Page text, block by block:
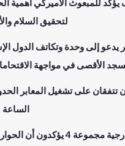
للمبعوث الأميركي أهمية
لتحقيق السلام
يدعو إلى وحدة وتكاتف الدول
الأقصى في مواجهة
تتفقان على تشغيل المعابر
الساعة
وزراء خارجية مجموعة 4